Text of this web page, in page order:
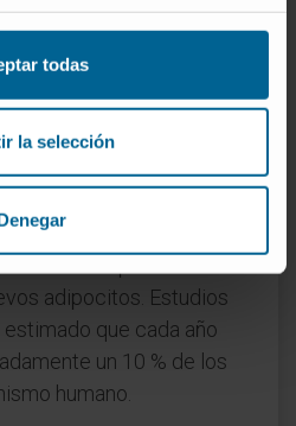
todas
la selección
pero
ocurre solo
contiene
adipocitos. Estudios
que cada año
un 10 % de los
humano.